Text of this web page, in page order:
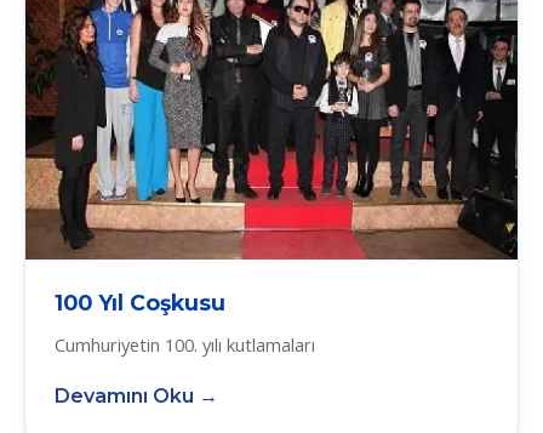
100 Yıl Coşkusu
Cumhuriyetin 100. yılı kutlamaları
Devamını Oku →